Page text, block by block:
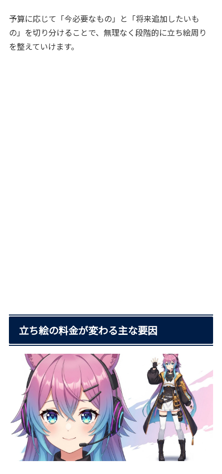
予算に応じて「今必要なもの」と「将来追加したいも
の」を切り分けることで、無理なく段階的に立ち絵周り
を整えていけます。
立ち絵の料金が変わる主な要因